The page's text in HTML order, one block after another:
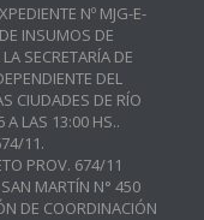
Nº MJG-E-
INSUMOS DE
SECRETARÍA DE
DEL
CIUDADES DE RÍO
A LAS 13:00 HS..
11.
PROV. 674/11
MARTÍN N° 450
DE COORDINACIÓN